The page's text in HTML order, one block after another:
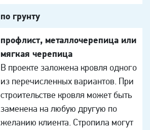
по грунту
профлист, металлочерепица или
мягкая черепица
В проекте заложена кровля одного
из перечисленных вариантов. При
строительстве кровля может быть
заменена на любую другую по
желанию клиента. Стропила могут